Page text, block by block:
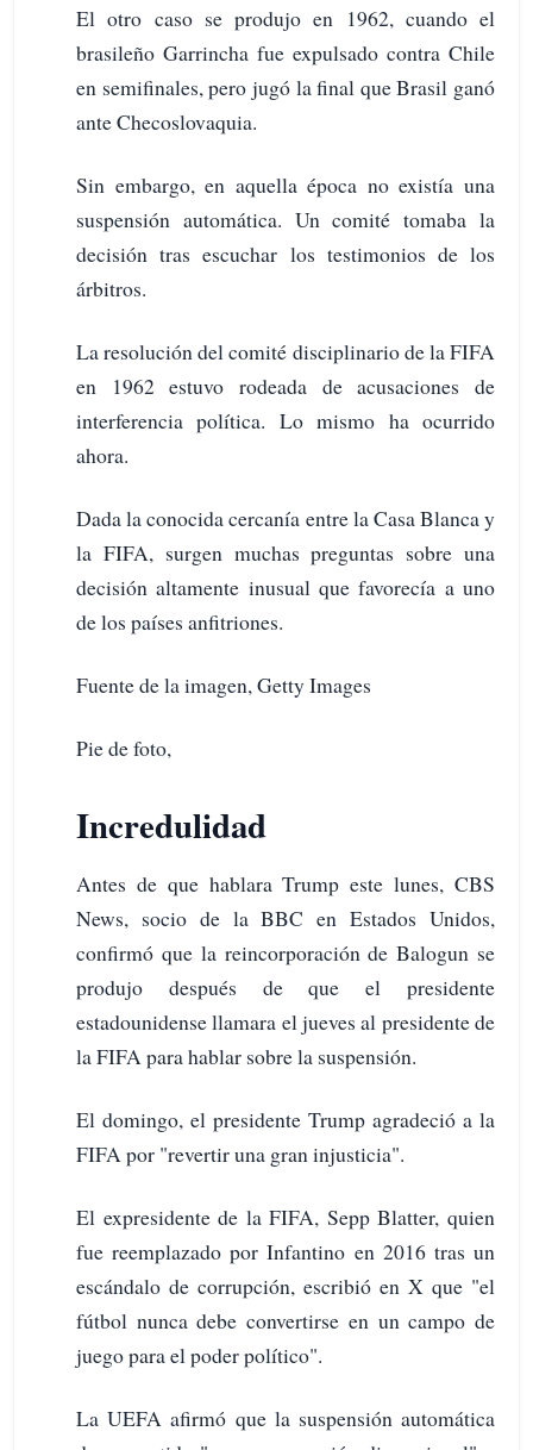
El otro caso se produjo en 1962, cuando el
brasileño Garrincha fue expulsado contra Chile
en semifinales, pero jugó la final que Brasil ganó
ante Checoslovaquia.
Sin embargo, en aquella época no existía una
suspensión automática. Un comité tomaba la
decisión tras escuchar los testimonios de los
árbitros.
La resolución del comité disciplinario de la FIFA
en 1962 estuvo rodeada de acusaciones de
interferencia política. Lo mismo ha ocurrido
ahora.
Dada la conocida cercanía entre la Casa Blanca y
la FIFA, surgen muchas preguntas sobre una
decisión altamente inusual que favorecía a uno
de los países anfitriones.
Fuente de la imagen, Getty Images
Pie de foto,
Incredulidad
Antes de que hablara Trump este lunes, CBS
News, socio de la BBC en Estados Unidos,
confirmó que la reincorporación de Balogun se
produjo después de que el presidente
estadounidense llamara el jueves al presidente de
la FIFA para hablar sobre la suspensión.
El domingo, el presidente Trump agradeció a la
FIFA por "revertir una gran injusticia".
El expresidente de la FIFA, Sepp Blatter, quien
fue reemplazado por Infantino en 2016 tras un
escándalo de corrupción, escribió en X que "el
fútbol nunca debe convertirse en un campo de
juego para el poder político".
La UEFA afirmó que la suspensión automática